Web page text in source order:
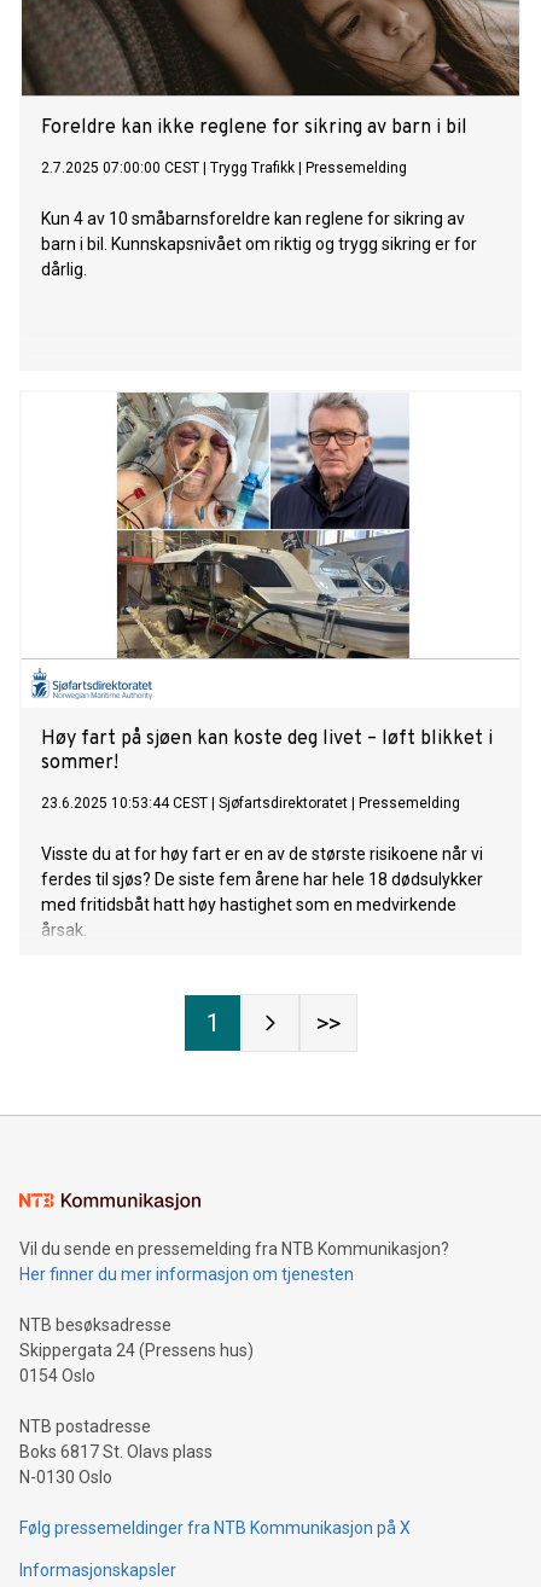
Foreldre kan ikke reglene for sikring av barn i bil
2.7.2025 07:00:00 CEST Trygg Trafikk Pressemelding
Kun 4 av 10 småbarnsforeldre kan reglene for sikring av
barn i bil. Kunnskapsnivået om riktig og trygg sikring er for
dårlig.
Høy fart på sjøen kan koste deg livet – løft blikket i
sommer!
23.6.2025 10:53:44 CEST Sjøfartsdirektoratet Pressemelding
Visste du at for høy fart er en av de største risikoene når vi
ferdes til sjøs? De siste fem årene har hele 18 dødsulykker
med fritidsbåt hatt høy hastighet som en medvirkende
årsak.
1 >>
Vil du sende en pressemelding fra NTB Kommunikasjon?
Her finner du mer informasjon om tjenesten
NTB besøksadresse
Skippergata 24 (Pressens hus)
0154 Oslo
NTB postadresse
Boks 6817 St. Olavs plass
N-0130 Oslo
Følg pressemeldinger fra NTB Kommunikasjon på X
Informasjonskapsler